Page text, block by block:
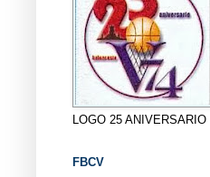
LOGO 25 ANIVERSARIO
FBCV